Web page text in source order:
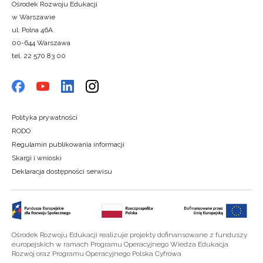
Ośrodek Rozwoju Edukacji
w Warszawie
ul. Polna 46A
00-644 Warszawa
tel. 22 570 83 00
Polityka prywatności
RODO
Regulamin publikowania informacji
Skargi i wnioski
Deklaracja dostępności serwisu
Ośrodek Rozwoju Edukacji realizuje projekty dofinansowane z funduszy
europejskich w ramach Programu Operacyjnego Wiedza Edukacja
Rozwój oraz Programu Operacyjnego Polska Cyfrowa